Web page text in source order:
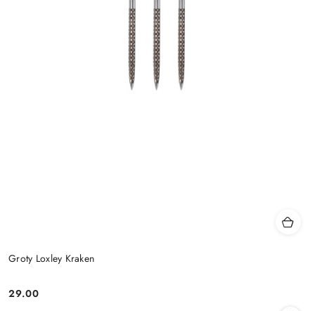
Groty Loxley Kraken
Cena:
29.00